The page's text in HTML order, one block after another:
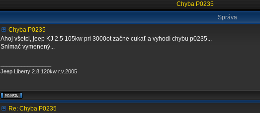
Chyba P0235
Správa
Chyba P0235
Ahoj všetci, jeep KJ 2.5 105kw pri 3000ot začne cukať a vyhodí chybu p0235...
Snímač vymenený...
Jeep Liberty 2.8 120kw r.v.2005
Re: Chyba P0235